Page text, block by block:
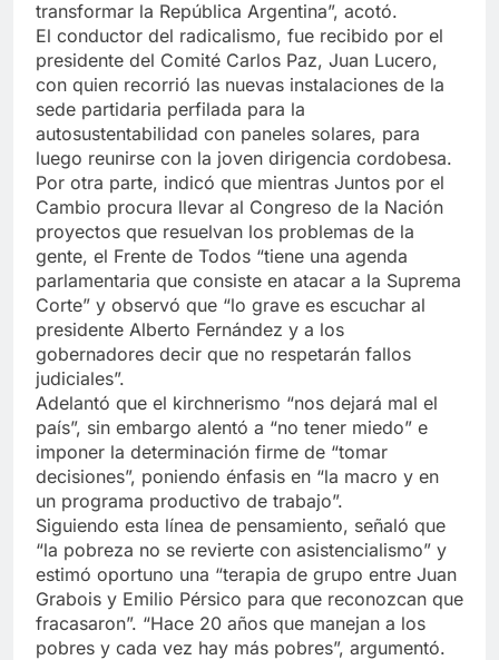
transformar la República Argentina”, acotó.
El conductor del radicalismo, fue recibido por el
presidente del Comité Carlos Paz, Juan Lucero,
con quien recorrió las nuevas instalaciones de la
sede partidaria perfilada para la
autosustentabilidad con paneles solares, para
luego reunirse con la joven dirigencia cordobesa.
Por otra parte, indicó que mientras Juntos por el
Cambio procura llevar al Congreso de la Nación
proyectos que resuelvan los problemas de la
gente, el Frente de Todos “tiene una agenda
parlamentaria que consiste en atacar a la Suprema
Corte” y observó que “lo grave es escuchar al
presidente Alberto Fernández y a los
gobernadores decir que no respetarán fallos
judiciales”.
Adelantó que el kirchnerismo “nos dejará mal el
país”, sin embargo alentó a “no tener miedo” e
imponer la determinación firme de “tomar
decisiones”, poniendo énfasis en “la macro y en
un programa productivo de trabajo”.
Siguiendo esta línea de pensamiento, señaló que
“la pobreza no se revierte con asistencialismo” y
estimó oportuno una “terapia de grupo entre Juan
Grabois y Emilio Pérsico para que reconozcan que
fracasaron”. “Hace 20 años que manejan a los
pobres y cada vez hay más pobres”, argumentó.